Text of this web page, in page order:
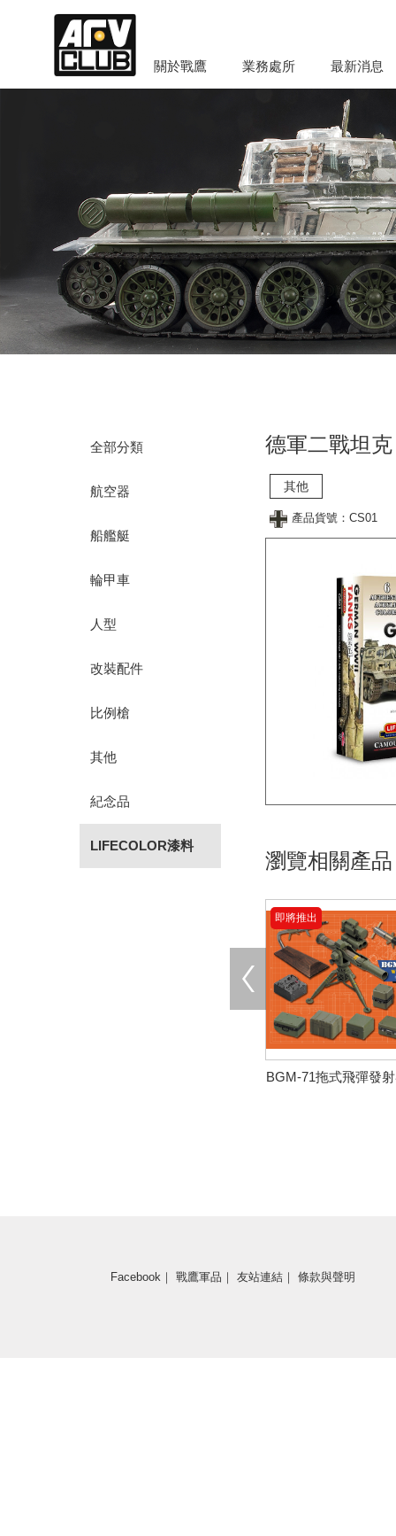
關於戰鷹 業務處所 最新消息
全部分類
航空器
船艦艇
輪甲車
人型
改裝配件
比例槍
其他
紀念品
LIFECOLOR漆料
德軍二戰坦
其他
產品貨號：CS01
瀏覽相關產品
即將推出
BGM-71拖式飛彈發
Facebook ｜ 戰鷹軍品 ｜ 友站連結 ｜ 條款與聲明